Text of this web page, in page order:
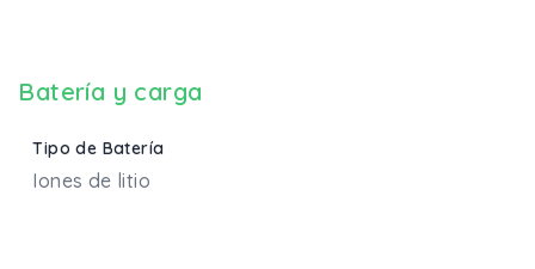
Batería y carga
Tipo de Batería
Iones de litio